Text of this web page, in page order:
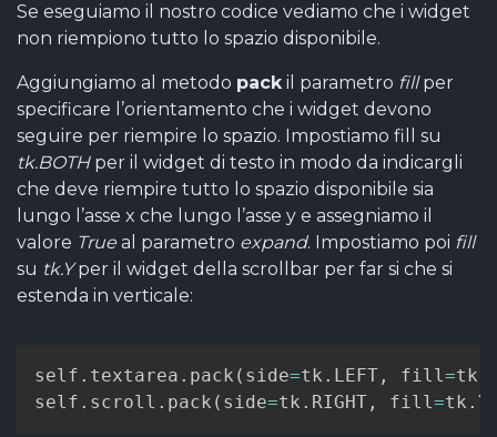
Se eseguiamo il nostro codice vediamo che i widget
non riempiono tutto lo spazio disponibile.
Aggiungiamo al metodo packil parametro fillper
specificare l’orientamento che i widget devono
seguire per riempire lo spazio. Impostiamo fill su
tk.BOTHper il widget di testo in modo da indicargli
che deve riempire tutto lo spazio disponibile sia
lungo l’asse x che lungo l’asse y e assegniamo il
valore True al parametro expand. Impostiamo poi fill
su tk.Yper il widget della scrollbar per far si che si
estenda in verticale:
self . textarea . pack ( side=tk . LEFT , fill=tk
self . scroll . pack ( side=tk . RIGHT , fill=tk . Y